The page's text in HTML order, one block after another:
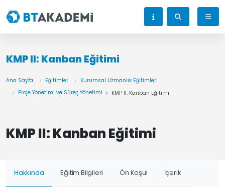
KMP II: Kanban Eğitimi
Ana Sayfa Eğitimler
Kurumsal Uzmanlık Eğitimleri
Proje Yönetimi ve Süreç Yönetimi
KMP II: Kanban Eğitimi
KMP II: Kanban Eğitimi
Hakkında Eğitim Bilgileri Ön Koşul İçerik